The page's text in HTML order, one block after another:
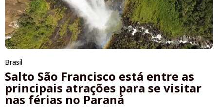
Brasil
Salto São Francisco está entre as
principais atrações para se visitar
nas férias no Paraná